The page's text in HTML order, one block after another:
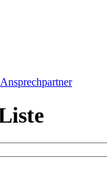
Ansprechpartner